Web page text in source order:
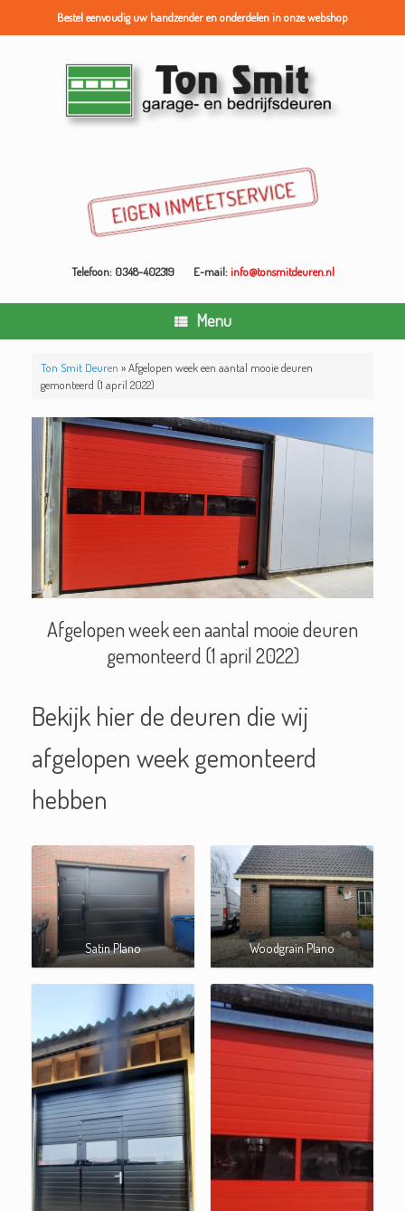
Bestel eenvoudig uw handzender en onderdelen in onze webshop
Telefoon: 0348-402319 E-mail:info@tonsmitdeuren.nl
Menu
Ton Smit Deuren »Afgelopen week een aantal mooie deuren
gemonteerd (1 april 2022)
Afgelopen week een aantal mooie deuren
gemonteerd (1 april 2022)
Bekijk hier de deuren die wij
afgelopen week gemonteerd
hebben
Satin Plano Woodgrain Plano